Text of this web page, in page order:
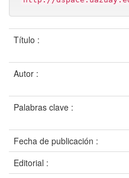
Título :
Autor :
Palabras clave :
Fecha de publicación :
Editorial :